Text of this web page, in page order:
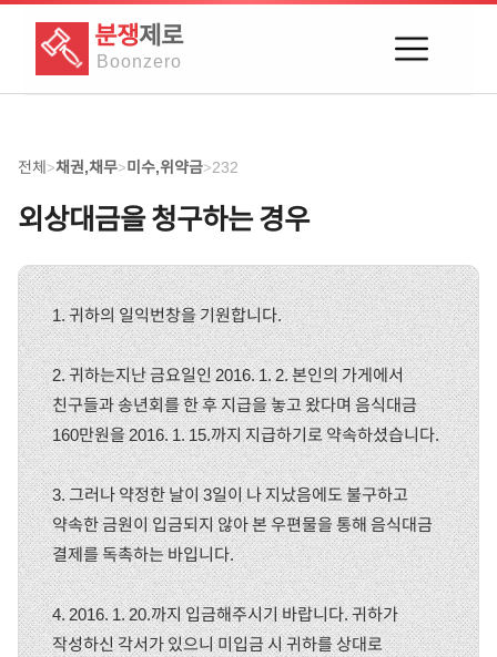
분쟁제로
Boonzero
전체>채권,채무>미수,위약금>232
외상대금을 청구하는 경우
1. 귀하의 일익번창을 기원합니다.
2. 귀하는지난 금요일인 2016. 1. 2. 본인의 가게에서
친구들과 송년회를 한 후 지급을 놓고 왔다며 음식대금
160만원을 2016. 1. 15.까지 지급하기로 약속하셨습니다.
3. 그러나 약정한 날이 3일이 나 지났음에도 불구하고
약속한 금원이 입금되지 않아 본 우편물을 통해 음식대금
결제를 독촉하는 바입니다.
4. 2016. 1. 20.까지 입금해주시기 바랍니다. 귀하가
작성하신 각서가 있으니 미입금 시 귀하를 상대로